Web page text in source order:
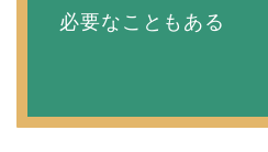
必要なこともある